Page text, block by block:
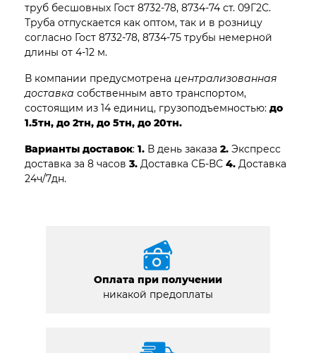
труб бесшовных Гост 8732-78, 8734-74 ст. 09Г2С.
Труба отпускается как оптом, так и в розницу
согласно Гост 8732-78, 8734-75 трубы немерной
длины от 4-12 м.
В компании предусмотрена централизованная
доставка собственным авто транспортом,
состоящим из 14 единиц, грузоподъемностью: до
1.5тн, до 2тн, до 5тн, до 20тн.
Варианты доставок: 1. В день заказа 2. Экспресс
доставка за 8 часов 3. Доставка СБ-ВС 4. Доставка
24ч/7дн.
Оплата при получении
никакой предоплаты